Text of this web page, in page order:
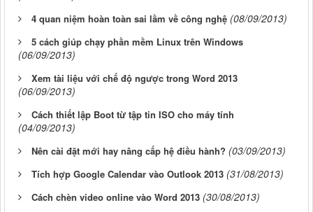
4 quan niệm hoàn toàn sai lầm về công nghệ (08/09/2013)
5 cách giúp chạy phần mềm Linux trên Windows
(06/09/2013)
Xem tài liệu với chế độ ngược trong Word 2013
(06/09/2013)
Cách thiết lập Boot từ tập tin ISO cho máy tính
(04/09/2013)
Nên cài đặt mới hay nâng cấp hệ điều hành? (03/09/2013)
Tích hợp Google Calendar vào Outlook 2013 (31/08/2013)
Cách chèn video online vào Word 2013 (30/08/2013)